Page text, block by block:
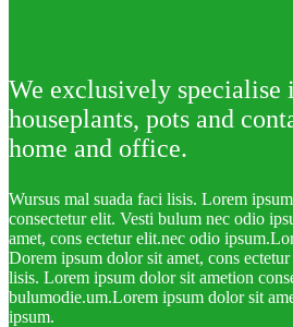
We exclusively specialise
houseplants, pots and
home and office.
Wursus mal suada faci lisis. Lorem
consectetur elit. Vesti bulum nec odio
amet, cons ectetur elit.nec odio
Dorem ipsum dolor sit amet, cons
lisis. Lorem ipsum dolor sit ametion
bulumodie.um.Lorem ipsum dolor sit
ipsum.